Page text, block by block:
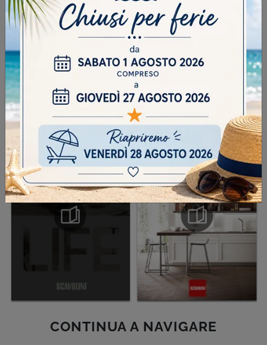
SFOGLIA I NOSTRI CATALOGHI
CONTINUA A NAVIGARE
Scrivere la parola "Fragole" al singolare
INVIA